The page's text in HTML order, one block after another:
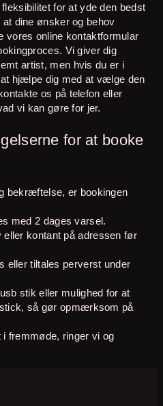
for at yde den bedst
dine ønsker og behov
vores online kontaktformular
Vi giver dig
artist, men hvis du er i
hjælpe dig med at vælge den
os på telefon eller
vi kan gøre for jer.
for at booke
bekræftelse, er bookingen
med 2 dages varsel.
eller kontant på adressen før
eller tiltales perverst under
stik eller mulighed for at
så gør opmærksom på
i fremmøde, ringer vi og